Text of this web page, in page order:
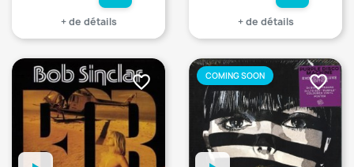
+ de détails + de détails
favorite_border COMING SOON favorite_border